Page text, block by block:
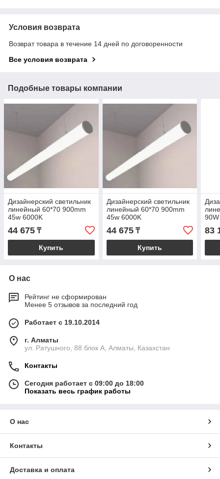
Условия возврата
Возврат товара в течение 14 дней по договоренности
Все условия возврата
Подобные товары компании
Дизайнерский светильник
линейный 60*70 900mm
45w 6000K
44 675 ₸
Купить
Дизайнерский светильник
линейный 60*70 900mm
45w 6000K
44 675₸
Купить
83
О нас
Рейтинг не сформирован
Менее 5 отзывов за последний год
Работает с 19.10.2014
г. Алматы
ул. Ратушного, 88 блок A, Алматы, Казахстан
Контакты
Сегодня работает с 09:00 до 18:00
Показать весь график работы
О нас
Контакты
Доставка и оплата